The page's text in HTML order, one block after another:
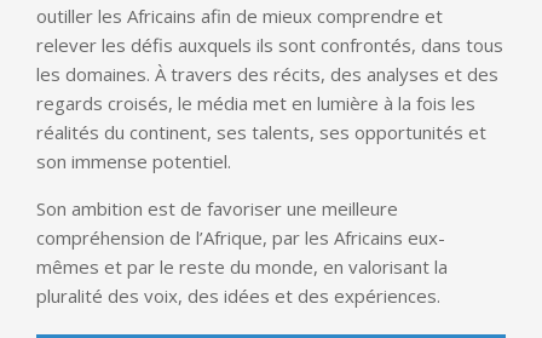
outiller les Africains afin de mieux comprendre et
relever les défis auxquels ils sont confrontés, dans tous
les domaines. À travers des récits, des analyses et des
regards croisés, le média met en lumière à la fois les
réalités du continent, ses talents, ses opportunités et
son immense potentiel.
Son ambition est de favoriser une meilleure
compréhension de l’Afrique, par les Africains eux-
mêmes et par le reste du monde, en valorisant la
pluralité des voix, des idées et des expériences.